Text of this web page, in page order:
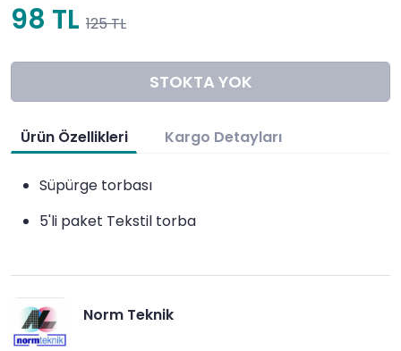
98 TL 125 TL
STOKTA YOK
Ürün Özellikleri Kargo Detayları
Süpürge torbası
5'li paket Tekstil torba
Norm Teknik